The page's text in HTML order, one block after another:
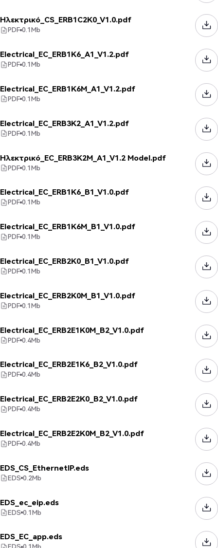
Ηλεκτρικό_CS_ERB1C2K0_V1.0.pdf
PDF 0.1Mb
Electrical_EC_ERB1K6_A1_V1.2.pdf
PDF 0.1Mb
Electrical_EC_ERB1K6M_A1_V1.2.pdf
PDF 0.1Mb
Electrical_EC_ERB3K2_A1_V1.2.pdf
PDF 0.1Mb
Ηλεκτρικό_EC_ERB3K2M_A1_V1.2 Model.pdf
PDF 0.1Mb
Electrical_EC_ERB1K6_B1_V1.0.pdf
PDF 0.1Mb
Electrical_EC_ERB1K6M_B1_V1.0.pdf
PDF 0.1Mb
Electrical_EC_ERB2K0_B1_V1.0.pdf
PDF 0.1Mb
Electrical_EC_ERB2K0M_B1_V1.0.pdf
PDF 0.1Mb
Electrical_EC_ERB2E1K0M_B2_V1.0.pdf
PDF 0.4Mb
Electrical_EC_ERB2E1K6_B2_V1.0.pdf
PDF 0.4Mb
Electrical_EC_ERB2E2K0_B2_V1.0.pdf
PDF 0.4Mb
Electrical_EC_ERB2E2K0M_B2_V1.0.pdf
PDF 0.4Mb
EDS_CS_EthernetIP.eds
EDS 0.2Mb
EDS_ec_eip.eds
EDS 0.1Mb
EDS_EC_app.eds